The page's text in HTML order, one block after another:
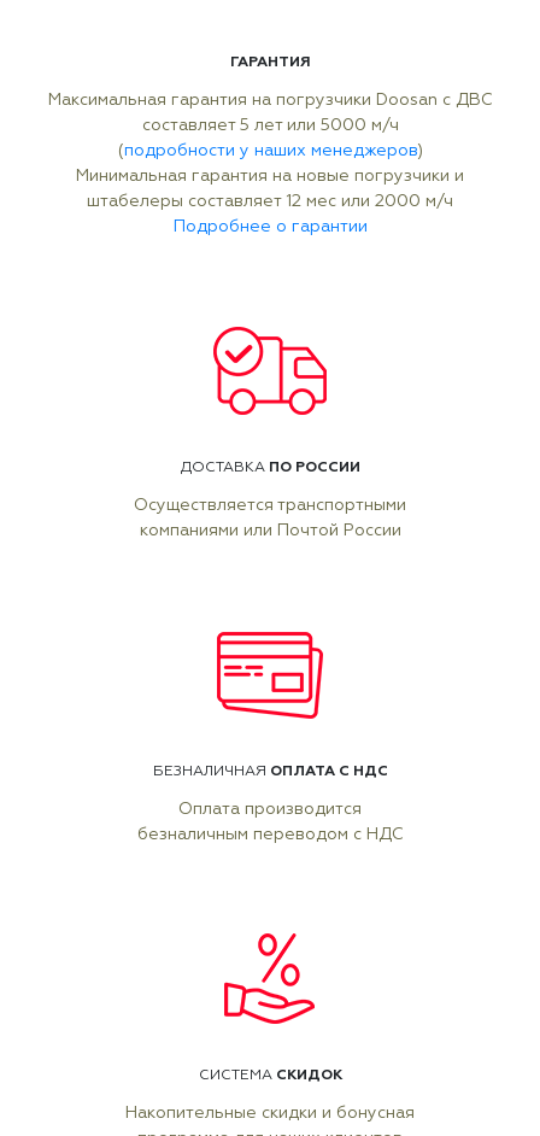
ГАРАНТИЯ
Максимальная гарантия на погрузчики Doosan с ДВС
составляет 5 лет или 5000 м/ч
(подробности у наших менеджеров)
Минимальная гарантия на новые погрузчики и
штабелеры составляет 12 мес или 2000 м/ч
Подробнее о гарантии
ДОСТАВКА ПО РОССИИ
Осуществляется транспортными
компаниями или Почтой России
БЕЗНАЛИЧНАЯ ОПЛАТА С НДС
Оплата производится
безналичным переводом с НДС
СИСТЕМА СКИДОК
Накопительные скидки и бонусная